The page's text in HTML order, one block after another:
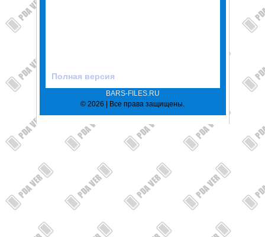
Полная версия
BARS-FILES.RU
© 2026 | Все права защищены.